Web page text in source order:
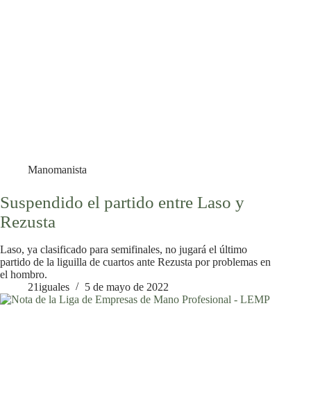
Manomanista
Suspendido el partido entre Laso y
Rezusta
Laso, ya clasificado para semifinales, no jugará el último
partido de la liguilla de cuartos ante Rezusta por problemas en
el hombro.
21iguales
5 de mayo de 2022